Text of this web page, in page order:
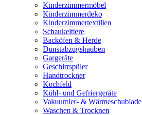
Kinderzimmermöbel
Kinderzimmerdeko
Kinderzimmertextilien
Schaukeltiere
Backöfen & Herde
Dunstabzugshauben
Gargeräte
Geschirrspüler
Handtrockner
Kochfeld
Kühl- und Gefriergeräte
Vakuumier- & Wärmeschublade
Waschen & Trocknen